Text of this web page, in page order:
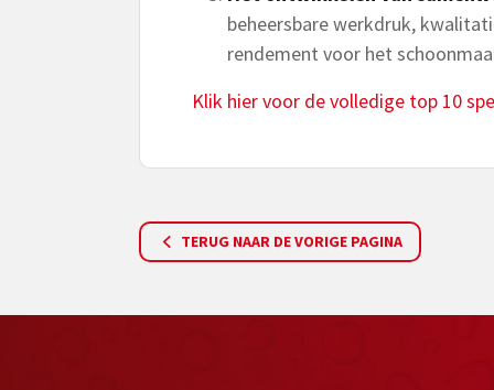
beheersbare werkdruk,
rendement voor het
Klik hier voor de volledige top 10
TERUG NAAR DE VORIGE PAGINA